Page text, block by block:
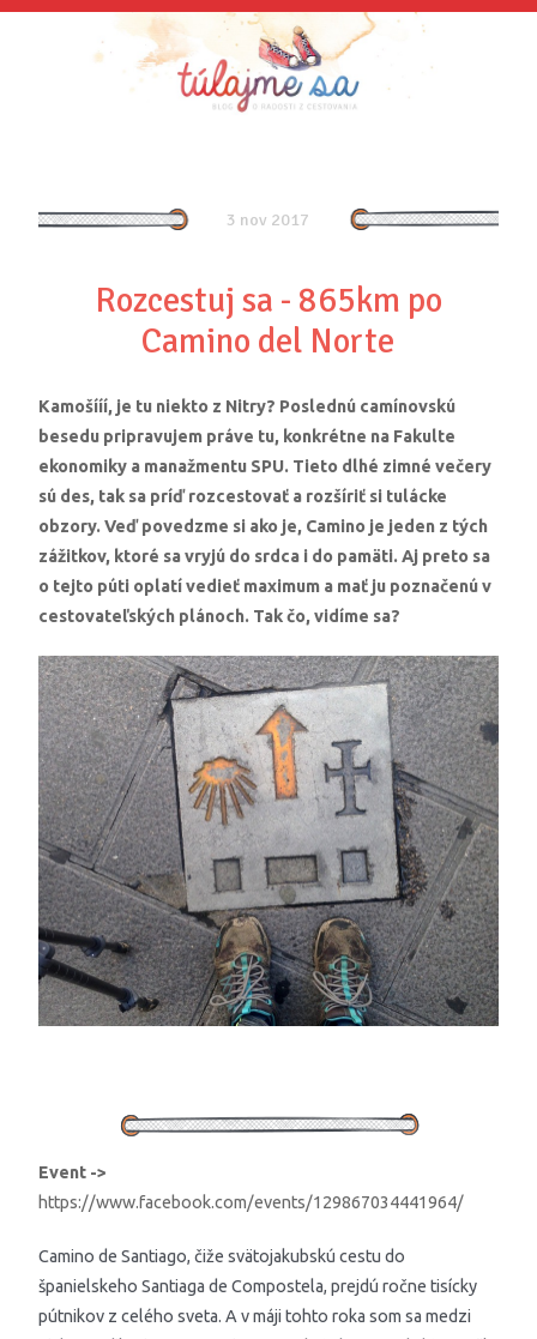
3 nov 2017
Rozcestuj sa - 865km po
Camino del Norte
Kamošííí, je tu niekto z Nitry? Poslednú camínovskú
besedu pripravujem práve tu, konkrétne na Fakulte
ekonomiky a manažmentu SPU. Tieto dlhé zimné večery
sú des, tak sa príď rozcestovať a rozšíriť si tulácke
obzory. Veď povedzme si ako je, Camino je jeden z tých
zážitkov, ktoré sa vryjú do srdca i do pamäti. Aj preto sa
o tejto púti oplatí vedieť maximum a mať ju poznačenú v
cestovateľských plánoch. Tak čo, vidíme sa?
Event ->
https://www.facebook.com/events/129867034441964/
Camino de Santiago, čiže svätojakubskú cestu do
španielskeho Santiaga de Compostela, prejdú ročne tisícky
pútnikov z celého sveta. A v máji tohto roka som sa medzi